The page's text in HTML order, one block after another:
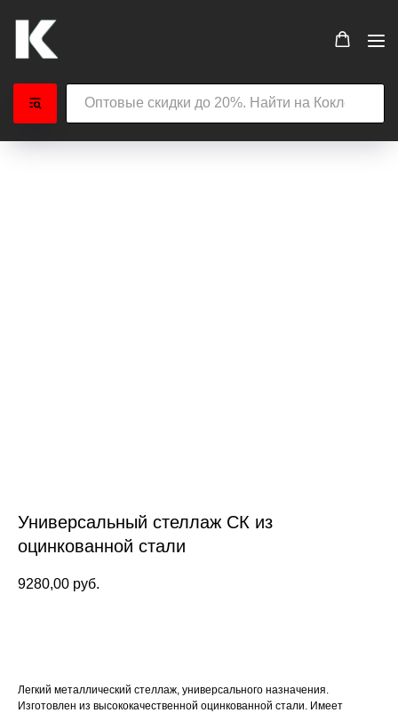
Универсальный стеллаж СК из
оцинкованной стали
9280,00 руб.
Легкий металлический стеллаж, универсального назначения.
Изготовлен из высококачественной оцинкованной стали. Имеет